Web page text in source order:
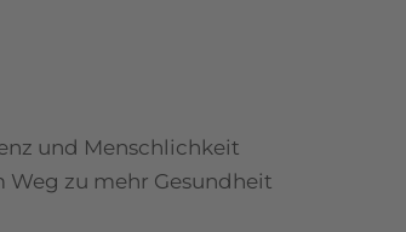
und Menschlichkeit
Weg zu mehr Gesundheit